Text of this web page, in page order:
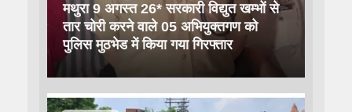
मथुरा 9 अगस्त 26* सरकारी विद्युत खम्भों से
तार चोरी करने वाले 05 अभियुक्तगण को
पुलिस मुठभेड में किया गया गिरफ्तार